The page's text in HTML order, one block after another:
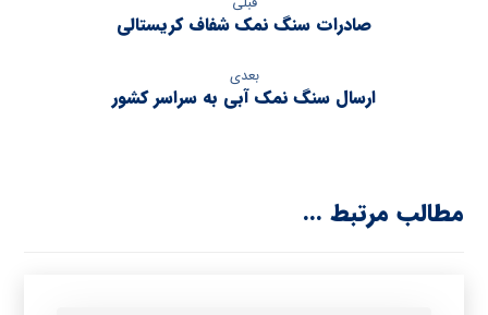
صادرات سنگ نمک شفاف کریستالی
بعدی
ارسال سنگ نمک آبی به سراسر کشور
مطالب مرتبط ...